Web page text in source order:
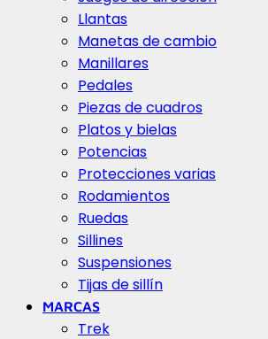
Llantas
Manetas de cambio
Manillares
Pedales
Piezas de cuadros
Platos y bielas
Potencias
Protecciones varias
Rodamientos
Ruedas
Sillines
Suspensiones
Tijas de sillín
MARCAS
Trek